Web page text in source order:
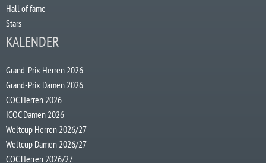
Hall of fame
Stars
KALENDER
Grand-Prix Herren 2026
Grand-Prix Damen 2026
COC Herren 2026
ICOC Damen 2026
Weltcup Herren 2026/27
Weltcup Damen 2026/27
COC Herren 2026/27